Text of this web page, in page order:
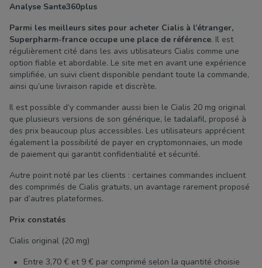
Analyse Sante360plus
Parmi les meilleurs sites pour acheter Cialis à l’étranger,
Superpharm-france occupe une place de référence. Il est
régulièrement cité dans les avis utilisateurs Cialis comme une
option fiable et abordable. Le site met en avant une expérience
simplifiée, un suivi client disponible pendant toute la commande,
ainsi qu’une livraison rapide et discrète.
Il est possible d’y commander aussi bien le Cialis 20 mg original
que plusieurs versions de son générique, le tadalafil, proposé à
des prix beaucoup plus accessibles. Les utilisateurs apprécient
également la possibilité de payer en cryptomonnaies, un mode
de paiement qui garantit confidentialité et sécurité.
Autre point noté par les clients : certaines commandes incluent
des comprimés de Cialis gratuits, un avantage rarement proposé
par d’autres plateformes.
Prix constatés
Cialis original (20 mg)
Entre 3,70 € et 9 € par comprimé selon la quantité choisie